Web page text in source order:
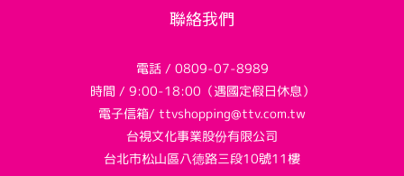
聯絡我們
電話 / 0809-07-8989
時間 / 9:00-18:00（遇國定假日休息）
電子信箱/ ttvshopping@ttv.com.tw
台視文化事業股份有限公司
台北市松山區八德路三段10號11樓